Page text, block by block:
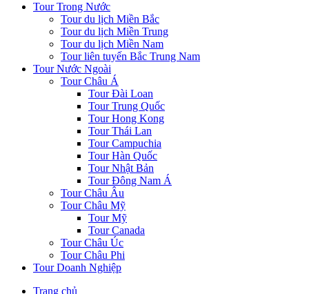
Tour Trong Nước
Tour du lịch Miền Bắc
Tour du lịch Miền Trung
Tour du lịch Miền Nam
Tour liên tuyến Bắc Trung Nam
Tour Nước Ngoài
Tour Châu Á
Tour Đài Loan
Tour Trung Quốc
Tour Hong Kong
Tour Thái Lan
Tour Campuchia
Tour Hàn Quốc
Tour Nhật Bản
Tour Đông Nam Á
Tour Châu Âu
Tour Châu Mỹ
Tour Mỹ
Tour Canada
Tour Châu Úc
Tour Châu Phi
Tour Doanh Nghiệp
Trang chủ